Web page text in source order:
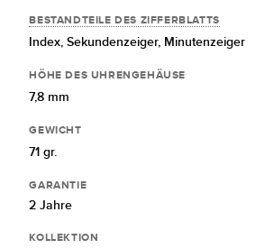
BESTANDTEILE DES ZIFFERBLATTS
Index,Sekundenzeiger, Minutenzeiger
HÖHE DES UHRENGEHÄUSE
7,8 mm
GEWICHT
71 gr.
GARANTIE
2 Jahre
KOLLEKTION